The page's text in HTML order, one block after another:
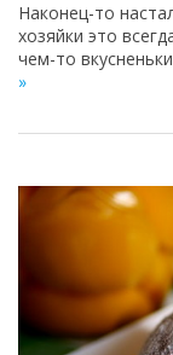
Наконец-то
хозяйки это
чем-то
»